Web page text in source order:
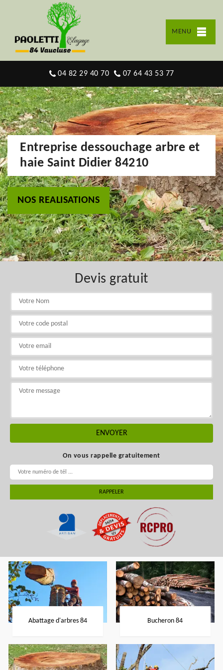
MENU
04 82 29 40 70 07 64 43 53 77
Entreprise dessouchage arbre et
haie Saint Didier 84210
NOS REALISATIONS
Devis gratuit
On vous rappelle gratuitement
Abattage d'arbres 84 Bucheron 84